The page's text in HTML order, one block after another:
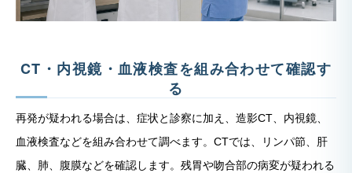
CT・内視鏡・血液検査を組み合わせて確認す
る
再発が疑われる場合は、症状と診察に加え、造影CT、内視鏡、
血液検査などを組み合わせて調べます。CTでは、リンパ節、肝
臓、肺、腹膜などを確認します。残胃や吻合部の病変が疑われる